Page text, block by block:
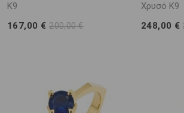
K9
167,00 €200,00 €
Χρυσό K9
248,00 €